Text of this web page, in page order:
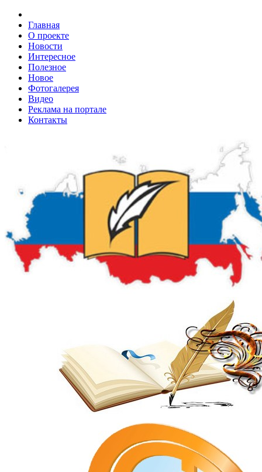
Главная
О проекте
Новости
Интересное
Полезное
Новое
Фотогалерея
Видео
Реклама на портале
Контакты